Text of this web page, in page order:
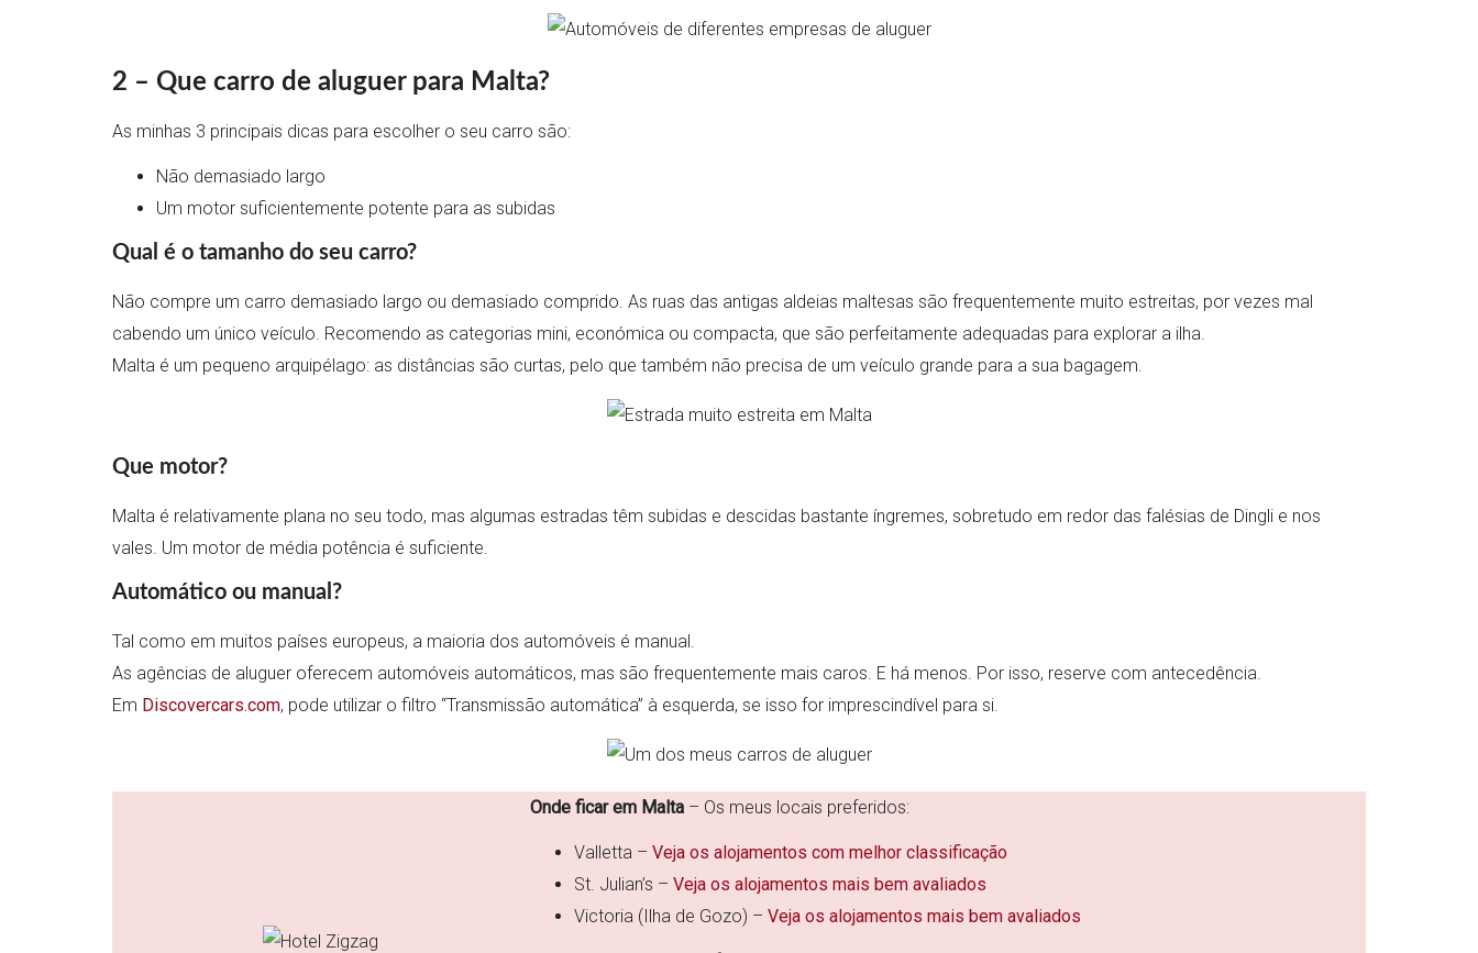
2 – Que carro de aluguer para Malta?
As minhas 3 principais dicas para escolher o seu carro são:
Não demasiado largo
Um motor suficientemente potente para as subidas
Qual é o tamanho do seu carro?
Não compre um carro demasiado largo ou demasiado comprido. As ruas das antigas aldeias maltesas são frequentemente muito estreitas, por vezes mal
cabendo um único veículo. Recomendo as categorias mini, económica ou compacta, que são perfeitamente adequadas para explorar a ilha.
Malta é um pequeno arquipélago: as distâncias são curtas, pelo que também não precisa de um veículo grande para a sua bagagem.
Que motor?
Malta é relativamente plana no seu todo, mas algumas estradas têm subidas e descidas bastante íngremes, sobretudo em redor das falésias de Dingli e nos
vales. Um motor de média potência é suficiente.
Automático ou manual?
Tal como em muitos países europeus, a maioria dos automóveis é manual.
As agências de aluguer oferecem automóveis automáticos, mas são frequentemente mais caros. E há menos. Por isso, reserve com antecedência.
Em Discovercars.com, pode utilizar o filtro “Transmissão automática” à esquerda, se isso for imprescindível para si.
Onde ficar em Malta– Os meus locais preferidos:
Valletta – Veja os alojamentos com melhor classificação
St. Julian’s – Veja os alojamentos mais bem avaliados
Victoria (Ilha de Gozo) – Veja os alojamentos mais bem avaliados